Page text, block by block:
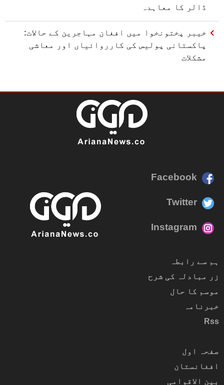
ڈالر کا معاہدہ
خیبر پختونخوا میں افغان مہاجرین کے حالات:
پاکستانی پولیس کی کارروائیاں اور معاشی
مشکلات
Facebook
Twitter
Instagram
ہم سے رابطہ
زر مبادلہ کی شرح
موسم کا حال
خبرنامہ
Rss
صفحہ اول
افغانستان
بین الاقوامی